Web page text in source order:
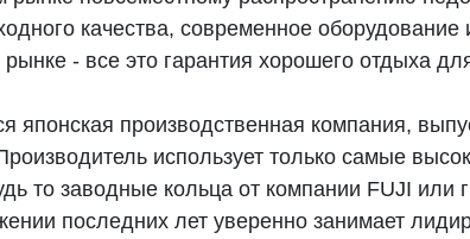
качества, современное
- все это гарантия хорошего отдыха
японская производственная компания,
использует только самые
то заводные кольца от компании FUJI или
последних лет уверенно занимает